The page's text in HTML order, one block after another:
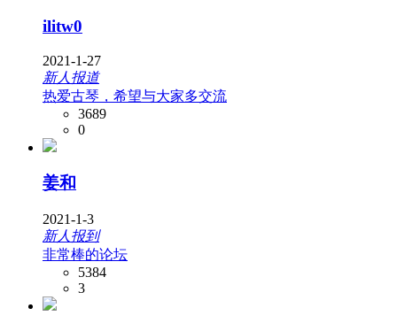
ilitw0
2021-1-27
新人报道
热爱古琴，希望与大家多交流
3689
0
姜和
2021-1-3
新人报到
非常棒的论坛
5384
3